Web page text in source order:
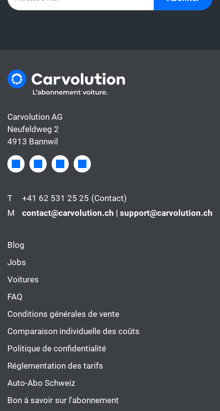
de la voiture, alors que le taux de leasing ne
Carvolution AG
Neufeldweg 2
4913 Bannwil
T +41 62 531 25 25 (Contact)
M
contact@carvolution.ch | support@carvolution.ch
Blog
Jobs
Voitures
FAQ
Conditions générales de vente
Comparaison individuelle des coûts
Politique de confidentialité
Réglementation des tarifs
Auto-Abo Schweiz
Bon à savoir sur l'abonnement